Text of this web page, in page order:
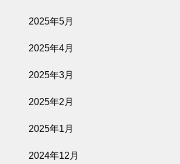
2025年5月
2025年4月
2025年3月
2025年2月
2025年1月
2024年12月